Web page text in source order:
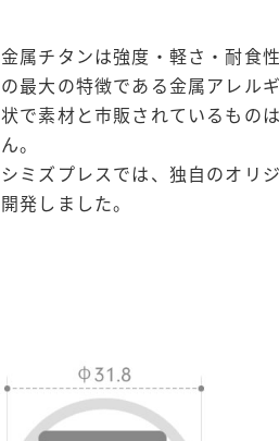
金属チタンは強度・軽さ・耐食
の最大の特徴である金属アレル
状で素材と市販されているもの
ん。
シミズプレスでは、独自のオリ
開発しました。